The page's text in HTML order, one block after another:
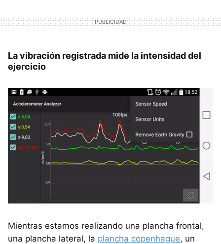
La vibración registrada mide la intensidad del
ejercicio
Mientras estamos realizando una plancha frontal,
una plancha lateral, la plancha copenhague, un